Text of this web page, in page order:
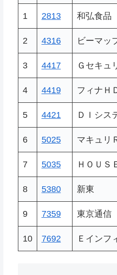
1 2813 和弘食品
2 4316 ビーマッ
3 4417 Ｇセキュ
4 4419 フィナＨ
5 4421 ＤＩシス
6 5025 マキュリ
7 5035 ＨＯＵＳ
8 5380 新東
9 7359 東京通信
10 7692 Ｅインフ